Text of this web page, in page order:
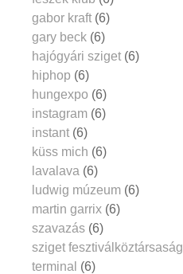
gabor kraft (6)
gary beck (6)
hajógyári sziget (6)
hiphop (6)
hungexpo (6)
instagram (6)
instant (6)
küss mich (6)
lavalava (6)
ludwig múzeum (6)
martin garrix (6)
szavazás (6)
sziget fesztiválköztársaság
terminal (6)